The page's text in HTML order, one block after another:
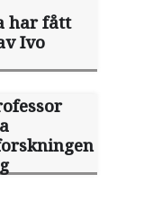
har fått
Ivo